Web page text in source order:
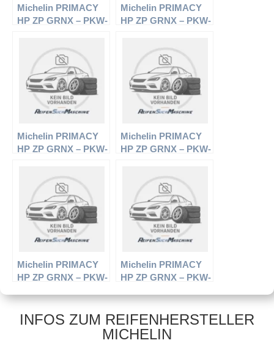
Michelin PRIMACY
HP ZP GRNX – PKW-
Michelin PRIMACY
HP ZP GRNX – PKW-
Michelin PRIMACY
HP ZP GRNX – PKW-
Michelin PRIMACY
HP ZP GRNX – PKW-
Michelin PRIMACY
HP ZP GRNX – PKW-
94Y – Sommerreifen
Michelin PRIMACY
HP ZP GRNX – PKW-
91V – Sommerreifen
INFOS ZUM REIFENHERSTELLER
MICHELIN